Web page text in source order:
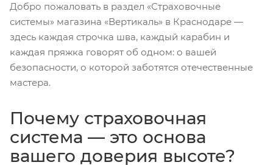
Добро пожаловать в раздел «Страховочные
системы» магазина «Вертикаль» в Краснодаре —
здесь каждая строчка шва, каждый карабин и
каждая пряжка говорят об одном: о вашей
безопасности, о которой заботятся отечественные
мастера.
Почему страховочная
система — это основа
вашего доверия высоте?